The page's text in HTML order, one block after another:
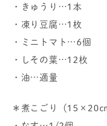
・きゅうり…1本
・凍り豆腐…1枚
・ミニトマト…6個
・しその葉…12枚
・油…適量
＊煮こごり（